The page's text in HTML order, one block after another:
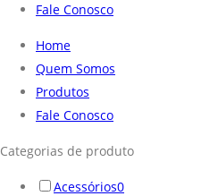
Fale Conosco
Home
Quem Somos
Produtos
Fale Conosco
Categorias de produto
Acessórios0